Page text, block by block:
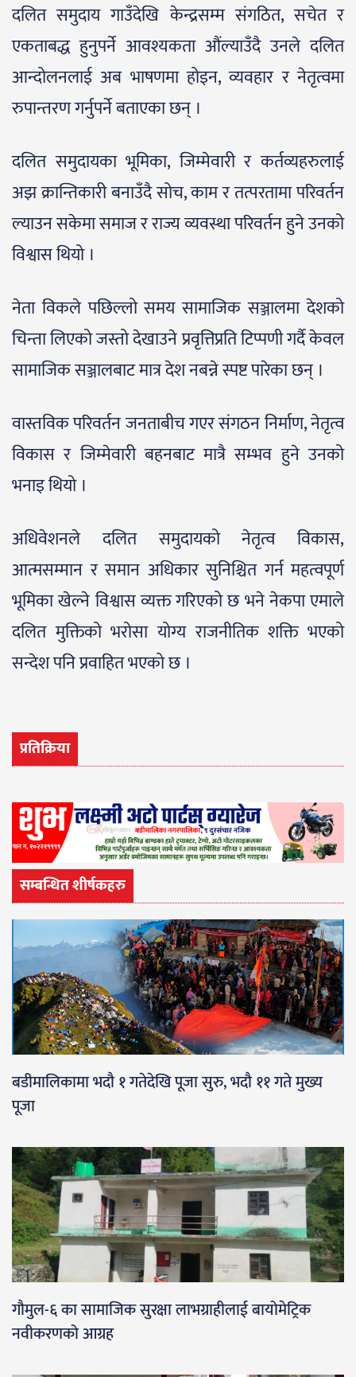
दलित समुदाय गाउँदेखि केन्द्रसम्म संगठित, सचेत र
एकताबद्ध हुनुपर्ने आवश्यकता औंल्याउँदै उनले दलित
आन्दोलनलाई अब भाषणमा होइन, व्यवहार र नेतृत्वमा
रुपान्तरण गर्नुपर्ने बताएका छन् ।
दलित समुदायका भूमिका, जिम्मेवारी र कर्तव्यहरुलाई
अझ क्रान्तिकारी बनाउँदै सोच, काम र तत्परतामा परिवर्तन
ल्याउन सकेमा समाज र राज्य व्यवस्था परिवर्तन हुने उनको
विश्वास थियो ।
नेता विकले पछिल्लो समय सामाजिक सञ्जालमा देशको
चिन्ता लिएको जस्तो देखाउने प्रवृत्तिप्रति टिप्पणी गर्दै केवल
सामाजिक सञ्जालबाट मात्र देश नबन्ने स्पष्ट पारेका छन् ।
वास्तविक परिवर्तन जनताबीच गएर संगठन निर्माण, नेतृत्व
विकास र जिम्मेवारी बहनबाट मात्रै सम्भव हुने उनको
भनाइ थियो ।
अधिवेशनले दलित समुदायको नेतृत्व विकास,
आत्मसम्मान र समान अधिकार सुनिश्चित गर्न महत्वपूर्ण
भूमिका खेल्ने विश्वास व्यक्त गरिएको छ भने नेकपा एमाले
दलित मुक्तिको भरोसा योग्य राजनीतिक शक्ति भएको
सन्देश पनि प्रवाहित भएको छ ।
प्रतिक्रिया
सम्बन्धित शीर्षकहरु
बडीमालिकामा भदौ १ गतेदेखि पूजा सुरु, भदौ ११ गते मुख्य
पूजा
गौमुल-६ का सामाजिक सुरक्षा लाभग्राहीलाई बायोमेट्रिक
नवीकरणको आग्रह